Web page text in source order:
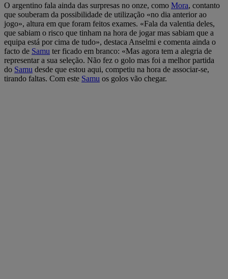
O argentino fala ainda das surpresas no onze, como Mora, contanto
que souberam da possibilidade de utilização «no dia anterior ao
jogo», altura em que foram feitos exames. «Fala da valentia deles,
que sabiam o risco que tinham na hora de jogar mas sabiam que a
equipa está por cima de tudo», destaca Anselmi e comenta ainda o
facto de Samu ter ficado em branco: «Mas agora tem a alegria de
representar a sua seleção. Não fez o golo mas foi a melhor partida
do Samu desde que estou aqui, competiu na hora de associar-se,
tirando faltas. Com este Samu os golos vão chegar.